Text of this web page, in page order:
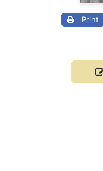
Print